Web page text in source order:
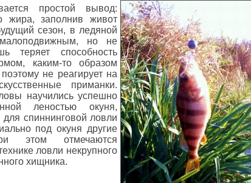
простой вывод:
жира, заполнив живот
сезон, в ледяной
но не
теряет способность
каким-то образом
не реагирует на
приманки.
научились успешно
леностью окуня,
спиннинговой ловли
под окуня другие
этом отмечаются
ловли некрупного
хищника.